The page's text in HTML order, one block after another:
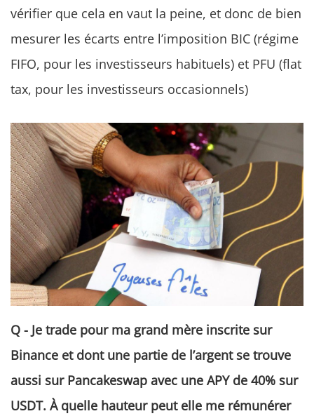
vérifier que cela en vaut la peine, et donc de bien
mesurer les écarts entre l’imposition BIC (régime
FIFO, pour les investisseurs habituels) et PFU (flat
tax, pour les investisseurs occasionnels)
Q - Je trade pour ma grand mère inscrite sur
Binance et dont une partie de l’argent se trouve
aussi sur Pancakeswap avec une APY de 40% sur
USDT. À quelle hauteur peut elle me rémunérer